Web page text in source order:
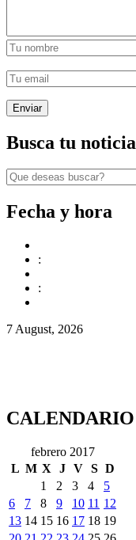
Busca tu noticia
Fecha y hora
:
:
7 August, 2026
CALENDARIO
febrero 2017
L M X J V S D
1
2 3 4
5
6
7 8 9 10 11 12
13 14 15 16 17 18 19